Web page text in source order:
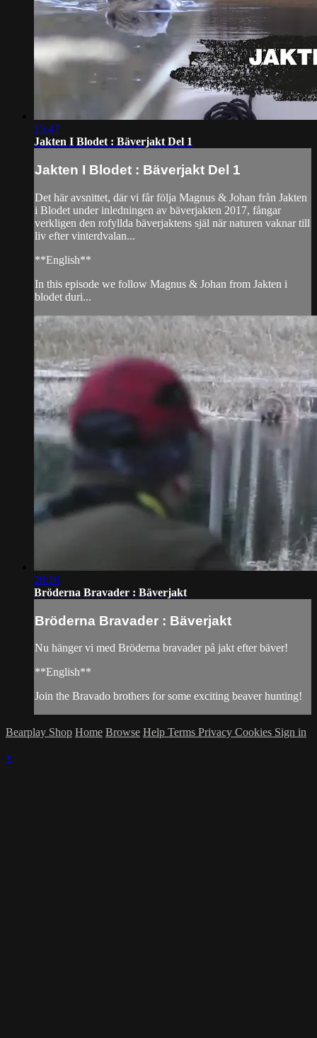
15:47
Jakten I Blodet : Bäverjakt Del 1
Jakten I Blodet : Bäverjakt Del 1
Det här avsnittet, där vi får följa Magnus & Johan från Jakten
i Blodet under inledningen av bäverjakten 2017, fångar
verkligen den rofyllda bäverjaktens själ när naturen vaknar till
liv efter vinterdvalan...
**English**
In this episode we follow Magnus & Johan from Jakten i
blodet duri...
28:16
Bröderna Bravader : Bäverjakt
Bröderna Bravader : Bäverjakt
Nu hänger vi med Bröderna bravader på jakt efter bäver!
**English**
Join the Bravado brothers for some exciting beaver hunting!
Bearplay Shop Home Browse Help Terms Privacy Cookies Sign in
×